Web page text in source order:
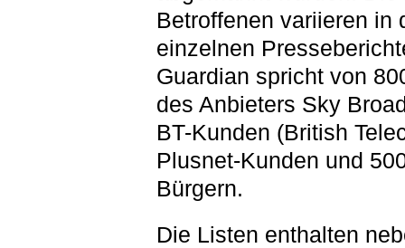
Betroffenen variieren in
einzelnen
Guardian spricht von
des Anbieters Sky
BT-Kunden (British
Plusnet-Kunden und
Bürgern.
Die Listen enthalten